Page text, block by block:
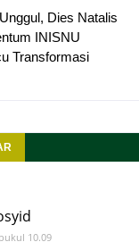
Dies Natalis
INISNU
Transformasi
10.09